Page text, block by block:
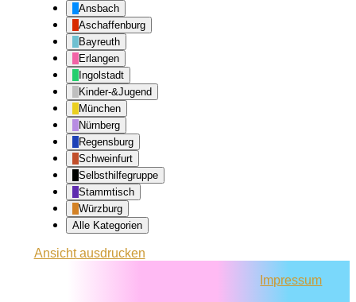
Ansbach
Aschaffenburg
Bayreuth
Erlangen
Ingolstadt
Kinder-&Jugend
München
Nürnberg
Regensburg
Schweinfurt
Selbsthilfegruppe
Stammtisch
Würzburg
Alle Kategorien
Ansichtausdrucken
Impressum